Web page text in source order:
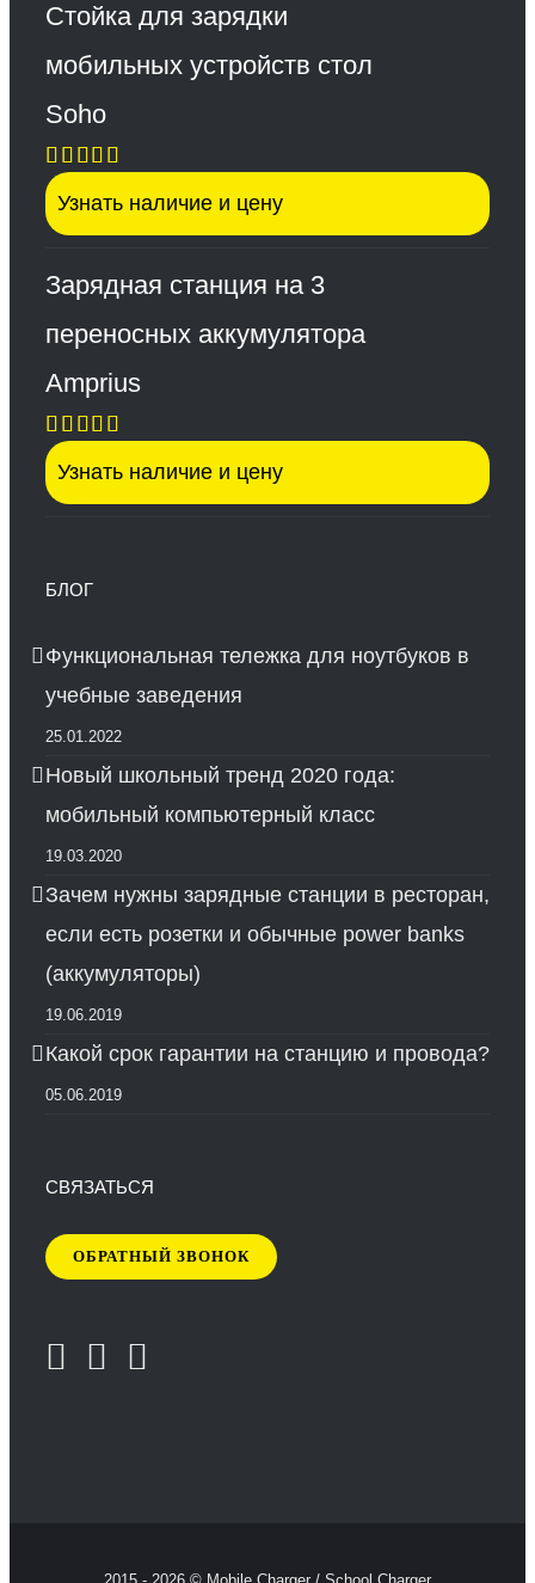
Стойка для зарядки
мобильных устройств стол
Soho
Оценка
5.00из 5
Узнать наличие и цену
Зарядная станция на 3
переносных аккумулятора
Amprius
Оценка
5.00из 5
Узнать наличие и цену
БЛОГ
Функциональная тележка для ноутбуков в
учебные заведения
25.01.2022
Новый школьный тренд 2020 года:
мобильный компьютерный класс
19.03.2020
Зачем нужны зарядные станции в ресторан,
если есть розетки и обычные power banks
(аккумуляторы)
19.06.2019
Какой срок гарантии на станцию и провода?
05.06.2019
СВЯЗАТЬСЯ
ОБРАТНЫЙ ЗВОНОК